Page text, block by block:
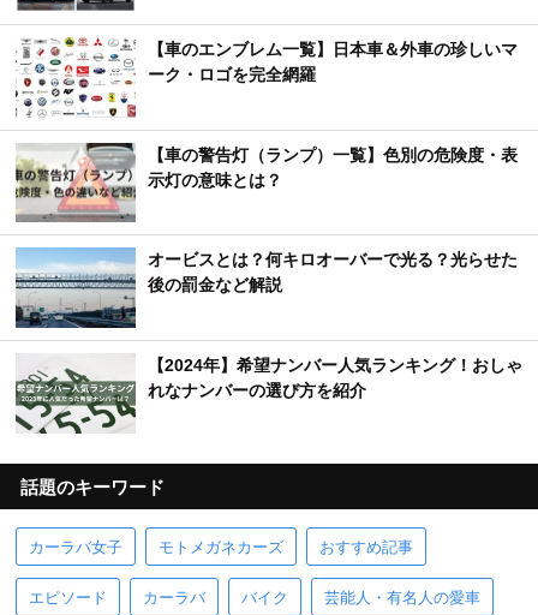
【車のエンブレム一覧】日本車＆外車の珍しいマ
ーク・ロゴを完全網羅
【車の警告灯（ランプ）一覧】色別の危険度・表
示灯の意味とは？
オービスとは？何キロオーバーで光る？光らせた
後の罰金など解説
【2024年】希望ナンバー人気ランキング！おしゃ
れなナンバーの選び方を紹介
話題のキーワード
カーラバ女子 モトメガネカーズ おすすめ記事
エピソード カーラバ バイク 芸能人・有名人の愛車